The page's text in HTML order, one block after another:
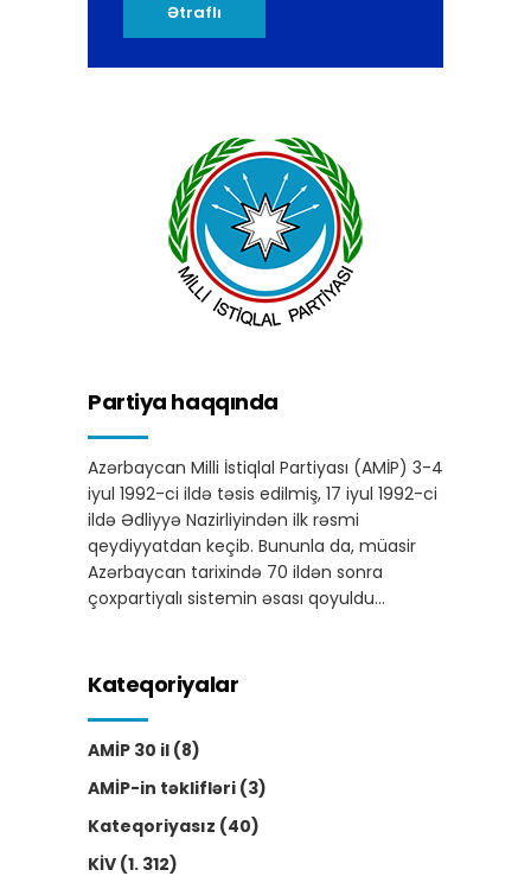
Ətraflı
Partiya haqqında
Azərbaycan Milli İstiqlal Partiyası (AMİP) 3-4
iyul 1992-ci ildə təsis edilmiş, 17 iyul 1992-ci
ildə Ədliyyə Nazirliyindən ilk rəsmi
qeydiyyatdan keçib. Bununla da, müasir
Azərbaycan tarixində 70 ildən sonra
çoxpartiyalı sistemin əsası qoyuldu…
Kateqoriyalar
AMİP 30 il (8)
AMİP-in təklifləri (3)
Kateqoriyasız (40)
KİV (1. 312)